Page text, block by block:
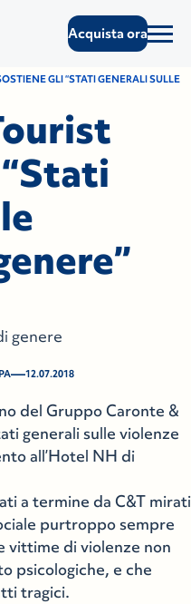
Acquista ora
GLI “STATI GENERALI SULLE
—12.07.2018
del Gruppo Caronte &
generali sulle violenze
all’Hotel NH di
a termine da C&T mirati
purtroppo sempre
vittime di violenze non
psicologiche, e che
tragici.